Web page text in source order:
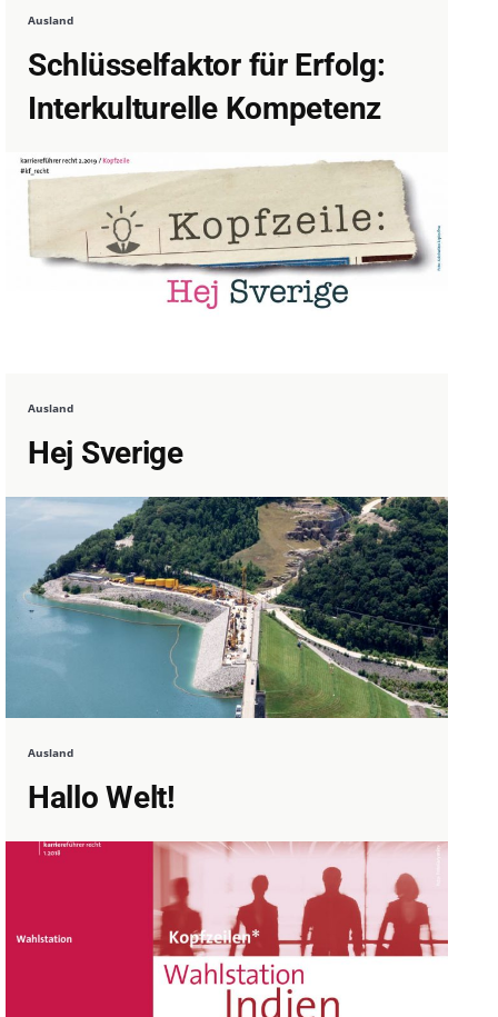
Ausland
Schlüsselfaktor für Erfolg:
Interkulturelle Kompetenz
Ausland
Hej Sverige
Ausland
Hallo Welt!